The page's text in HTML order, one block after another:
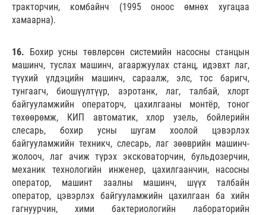
тракторчин, комбайнч (1995 оноос өмнөх хугацаа
хамаарна).
16. Бохир усны төвлөрсөн системийн насосны станцын
машинч, туслах машинч, агааржуулах станц, идэвхт лаг,
түүхий үлдэцийн машинч, сараалж, элс, тос баригч,
тунгаагч, биошүүлтүүр, аэротанк, лаг, талбай, хлорт
байгууламжийн операторч, цахилгааны монтёр, тоног
төхөөрөмж, КИП автоматик, хлор узель, бойлерийн
слесарь, бохир усны шугам хоолой цэвэрлэх
байгууламжийн техникч, слесарь, лаг зөөврийн машинч-
жолооч, лаг ачиж түрэх эксковаторчин, бульдозерчин,
механик технологийн инженер, цахилгаанчин, насосны
оператор, машинт заалны машинч, шүүх талбайн
оператор, цэвэрлэх байгууламжийн цахилгаан ба хийн
гагнуурчин, хими бактериологийн лабораторийн